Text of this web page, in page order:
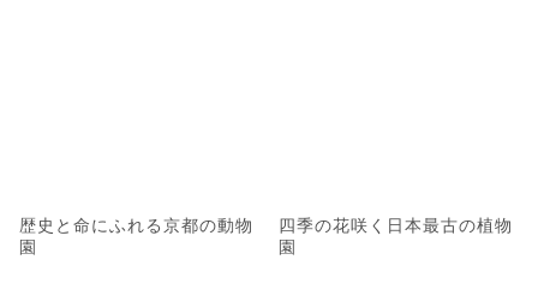
歴史と命にふれる京都の動物
園
四季の花咲く日本最古の植物
園